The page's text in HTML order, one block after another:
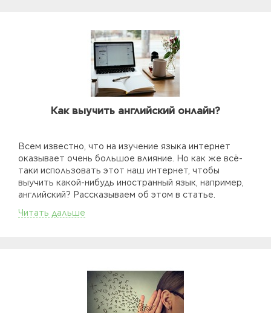
Как выучить английский онлайн?
Всем известно, что на изучение языка интернет
оказывает очень большое влияние. Но как же всё-
таки использовать этот наш интернет, чтобы
выучить какой-нибудь иностранный язык, например,
английский? Рассказываем об этом в статье.
Читать дальше